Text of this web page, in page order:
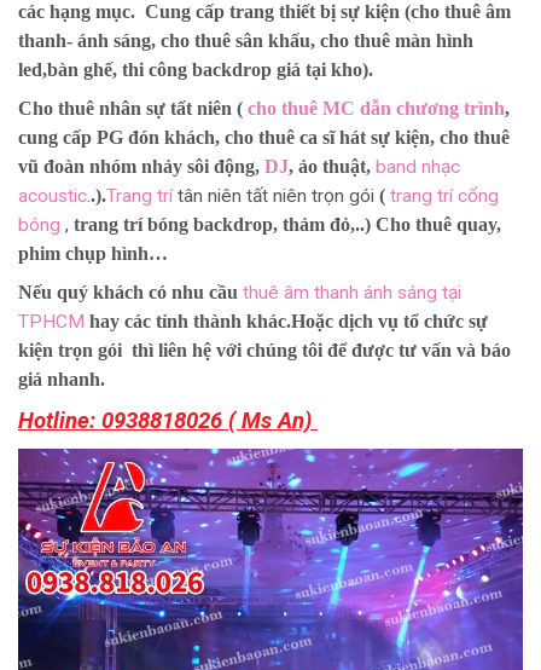
các hạng mục. Cung cấp trang thiết bị sự kiện (cho thuê âm
thanh- ánh sáng, cho thuê sân khấu, cho thuê màn hình
led,bàn ghế, thi công backdrop giá tại kho).
Cho thuê nhân sự tất niên ( cho thuê MC dẫn chương trình,
cung cấp PG đón khách, cho thuê ca sĩ hát sự kiện, cho thuê
vũ đoàn nhóm nhảy sôi động, DJ, ảo thuật, band nhạc
acoustic..).Trang trítân niên tất niên trọn gói ( trang trí cổng
bóng , trang trí bóng backdrop, thảm đỏ,..) Cho thuê quay,
phim chụp hình…
Nếu quý khách có nhu cầu thuê âm thanh ánh sáng tại
TPHCM hay các tỉnh thành khác.Hoặc dịch vụ tổ chức sự
kiện trọn gói thì liên hệ với chúng tôi để được tư vấn và báo
giá nhanh.
Hotline: 0938818026 ( MsAn)